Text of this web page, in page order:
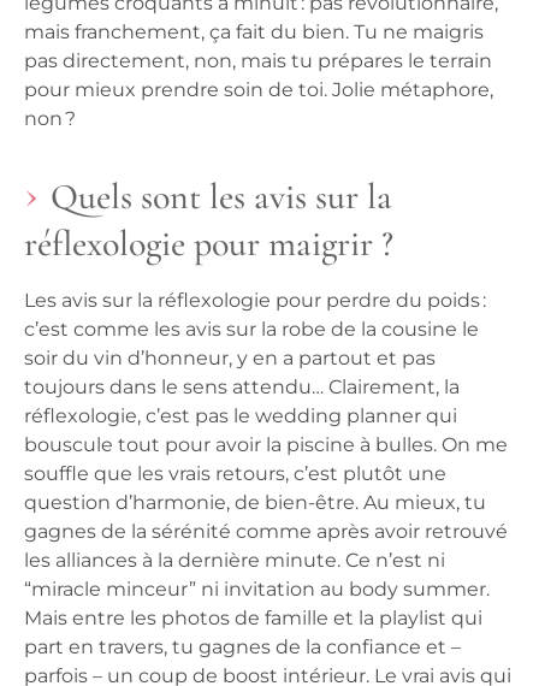
mais franchement, ça fait du bien. Tu ne maigris
pas directement, non, mais tu prépares le terrain
pour mieux prendre soin de toi. Jolie métaphore,
non ?
Quels sont les avis sur la
réflexologie pour maigrir ?
Les avis sur la réflexologie pour perdre du poids :
c’est comme les avis sur la robe de la cousine le
soir du vin d’honneur, y en a partout et pas
toujours dans le sens attendu… Clairement, la
réflexologie, c’est pas le wedding planner qui
bouscule tout pour avoir la piscine à bulles. On me
souffle que les vrais retours, c’est plutôt une
question d’harmonie, de bien-être. Au mieux, tu
gagnes de la sérénité comme après avoir retrouvé
les alliances à la dernière minute. Ce n’est ni
“miracle minceur” ni invitation au body summer.
Mais entre les photos de famille et la playlist qui
part en travers, tu gagnes de la confiance et –
parfois – un coup de boost intérieur. Le vrai avis qui